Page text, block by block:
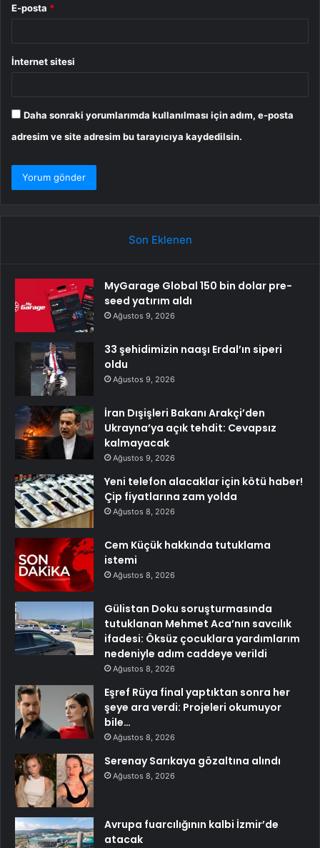
E-posta *
İnternet sitesi
Daha sonraki yorumlarımda kullanılması için adım, e-posta
adresim ve site adresim bu tarayıcıya kaydedilsin.
Son Eklenen
MyGarage Global 150 bin dolar pre-
seed yatırım aldı
Ağustos 9, 2026
33 şehidimizin naaşı Erdal’ın siperi
oldu
Ağustos 9, 2026
İran Dışişleri Bakanı Arakçi’den
Ukrayna’ya açık tehdit: Cevapsız
kalmayacak
Ağustos 9, 2026
Yeni telefon alacaklar için kötü haber!
Çip fiyatlarına zam yolda
Ağustos 8, 2026
Cem Küçük hakkında tutuklama
istemi
Ağustos 8, 2026
Gülistan Doku soruşturmasında
tutuklanan Mehmet Aca’nın savcılık
ifadesi: Öksüz çocuklara yardımlarım
nedeniyle adım caddeye verildi
Ağustos 8, 2026
Eşref Rüya final yaptıktan sonra her
şeye ara verdi: Projeleri okumuyor
bile…
Ağustos 8, 2026
Serenay Sarıkaya gözaltına alındı
Ağustos 8, 2026
Avrupa fuarcılığının kalbi İzmir’de
atacak